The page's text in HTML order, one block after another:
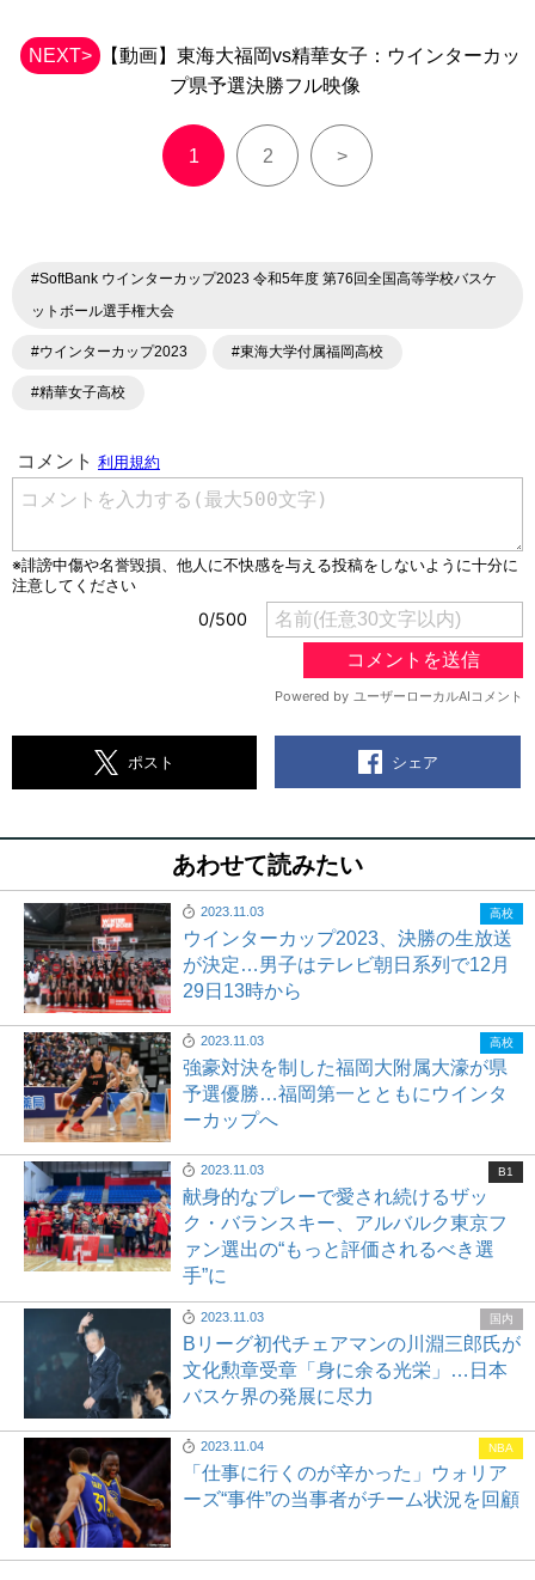
NEXT>
【動画】東海大福岡vs精華女子：ウインターカッ
プ県予選決勝フル映像
1 2 >
#SoftBank ウインターカップ2023 令和5年度 第76回全国高等学校バスケ
ットボール選手権大会
#ウインターカップ2023 #東海大学付属福岡高校
#精華女子高校
ポスト シェア
あわせて読みたい
2023.11.03
ウインターカップ2023、決勝の生放送
が決定…男子はテレビ朝日系列で12月
29日13時から
高校
2023.11.03
強豪対決を制した福岡大附属大濠が県
予選優勝…福岡第一とともにウインタ
ーカップへ
高校
2023.11.03
献身的なプレーで愛され続けるザッ
ク・バランスキー、アルバルク東京フ
ァン選出の“もっと評価されるべき選
手”に
B1
2023.11.03
Bリーグ初代チェアマンの川淵三郎氏が
文化勲章受章「身に余る光栄」…日本
バスケ界の発展に尽力
国内
2023.11.04
「仕事に行くのが辛かった」ウォリア
ーズ“事件”の当事者がチーム状況を回顧
NBA